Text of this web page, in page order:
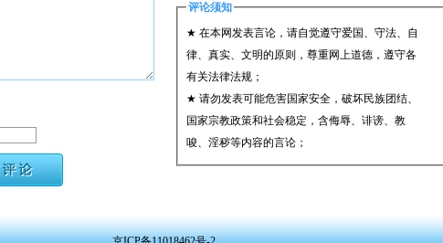
评论须知
★ 在本网发表言论，请自觉遵守爱国、守法、自
律、真实、文明的原则，尊重网上道德，遵守各
有关法律法规；
★ 请勿发表可能危害国家安全，破坏民族团结、
国家宗教政策和社会稳定，含侮辱、诽谤、教
唆、淫秽等内容的言论；
★ 承担一切因您的行为而直接或间接导致的民事
转载、引用或者删除；